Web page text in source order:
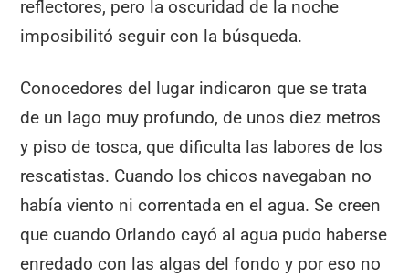
reflectores, pero la oscuridad de la noche
imposibilitó seguir con la búsqueda.
Conocedores del lugar indicaron que se trata
de un lago muy profundo, de unos diez metros
y piso de tosca, que dificulta las labores de los
rescatistas. Cuando los chicos navegaban no
había viento ni correntada en el agua. Se creen
que cuando Orlando cayó al agua pudo haberse
enredado con las algas del fondo y por eso no